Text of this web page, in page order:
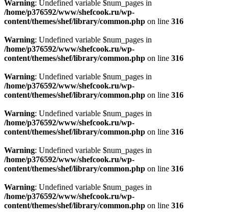
Warning: Undefined variable $num_pages in
/home/p376592/www/shefcook.ru/wp-
content/themes/shef/library/common.php on line 316
Warning: Undefined variable $num_pages in
/home/p376592/www/shefcook.ru/wp-
content/themes/shef/library/common.php on line 316
Warning: Undefined variable $num_pages in
/home/p376592/www/shefcook.ru/wp-
content/themes/shef/library/common.php on line 316
Warning: Undefined variable $num_pages in
/home/p376592/www/shefcook.ru/wp-
content/themes/shef/library/common.php on line 316
Warning: Undefined variable $num_pages in
/home/p376592/www/shefcook.ru/wp-
content/themes/shef/library/common.php on line 316
Warning: Undefined variable $num_pages in
/home/p376592/www/shefcook.ru/wp-
content/themes/shef/library/common.php on line 316